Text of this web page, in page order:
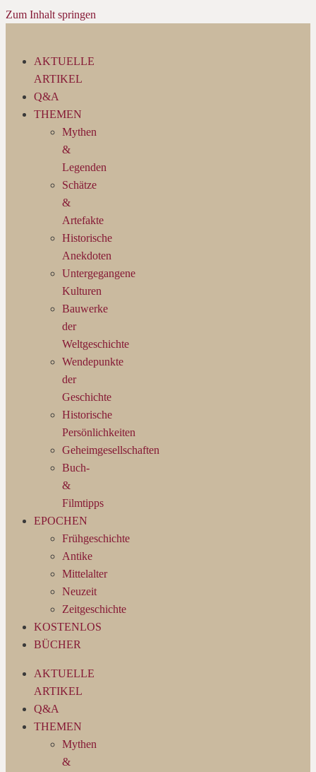
Zum Inhalt springen
AKTUELLE
ARTIKEL
Q&A
THEMEN
Mythen
&
Legenden
Schätze
&
Artefakte
Historische
Anekdoten
Untergegangene
Kulturen
Bauwerke
der
Weltgeschichte
Wendepunkte
der
Geschichte
Historische
Persönlichkeiten
Geheimgesellschaften
Buch-
&
Filmtipps
EPOCHEN
Frühgeschichte
Antike
Mittelalter
Neuzeit
Zeitgeschichte
KOSTENLOS
BÜCHER
AKTUELLE
ARTIKEL
Q&A
THEMEN
Mythen
&